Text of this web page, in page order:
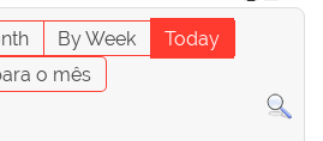
By Week
Today
o mês